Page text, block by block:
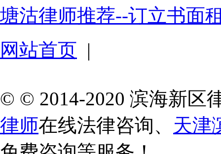
塘沽律师推荐--订立书面
网站首页 |
© © 2014-2020 滨海新区
律师在线法律咨询、 天津